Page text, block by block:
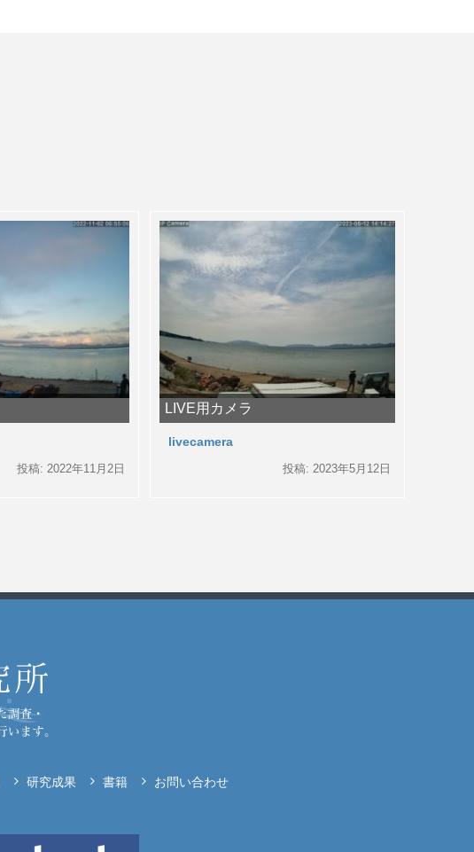
投稿: 2022年11月2日
LIVE用カメラ
livecamera
投稿: 2023年5月12日
研究成果 書籍 お問い合わせ